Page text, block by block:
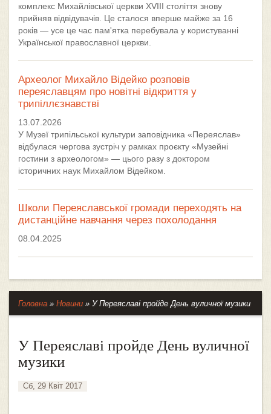
комплекс Михайлівської церкви XVIII століття знову
прийняв відвідувачів. Це сталося вперше майже за 16
років — усе це час пам'ятка перебувала у користуванні
Української православної церкви.
Археолог Михайло Відейко розповів
переяславцям про новітні відкриття у
трипіллєзнавстві
13.07.2026
У Музеї трипільської культури заповідника «Переяслав»
відбулася чергова зустріч у рамках проєкту «Музейні
гостини з археологом» — цього разу з доктором
історичних наук Михайлом Відейком.
Школи Переяславської громади переходять на
дистанційне навчання через похолодання
08.04.2025
Головна » Новини » У Переяславі пройде День вуличної музики
У Переяславі пройде День вуличної
музики
Сб, 29 Квіт 2017